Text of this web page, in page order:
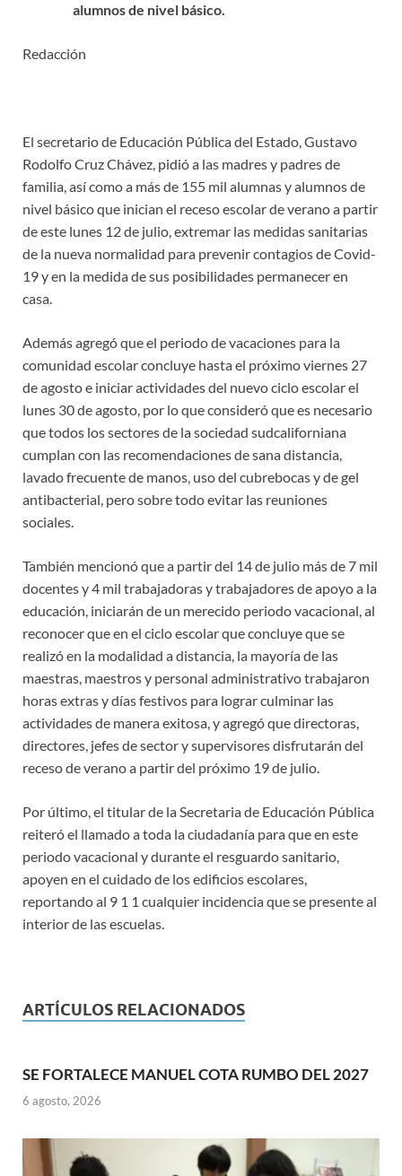
alumnos de nivel básico.
Redacción
El secretario de Educación Pública del Estado, Gustavo
Rodolfo Cruz Chávez, pidió a las madres y padres de
familia, así como a más de 155 mil alumnas y alumnos de
nivel básico que inician el receso escolar de verano a partir
de este lunes 12 de julio, extremar las medidas sanitarias
de la nueva normalidad para prevenir contagios de Covid-
19 y en la medida de sus posibilidades permanecer en
casa.
Además agregó que el periodo de vacaciones para la
comunidad escolar concluye hasta el próximo viernes 27
de agosto e iniciar actividades del nuevo ciclo escolar el
lunes 30 de agosto, por lo que consideró que es necesario
que todos los sectores de la sociedad sudcaliforniana
cumplan con las recomendaciones de sana distancia,
lavado frecuente de manos, uso del cubrebocas y de gel
antibacterial, pero sobre todo evitar las reuniones
sociales.
También mencionó que a partir del 14 de julio más de 7 mil
docentes y 4 mil trabajadoras y trabajadores de apoyo a la
educación, iniciarán de un merecido periodo vacacional, al
reconocer que en el ciclo escolar que concluye que se
realizó en la modalidad a distancia, la mayoría de las
maestras, maestros y personal administrativo trabajaron
horas extras y días festivos para lograr culminar las
actividades de manera exitosa, y agregó que directoras,
directores, jefes de sector y supervisores disfrutarán del
receso de verano a partir del próximo 19 de julio.
Por último, el titular de la Secretaria de Educación Pública
reiteró el llamado a toda la ciudadanía para que en este
periodo vacacional y durante el resguardo sanitario,
apoyen en el cuidado de los edificios escolares,
reportando al 9 1 1 cualquier incidencia que se presente al
interior de las escuelas.
ARTÍCULOS RELACIONADOS
SE FORTALECE MANUEL COTA RUMBO DEL 2027
6 agosto, 2026